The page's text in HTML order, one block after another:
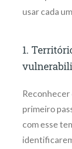
usar cada
1.
primeiro
com esse